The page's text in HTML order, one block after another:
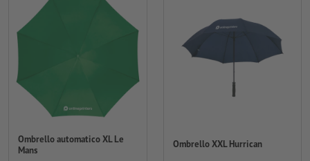
Ombrello automatico XL Le
Mans
Ombrello XXL Hurrican